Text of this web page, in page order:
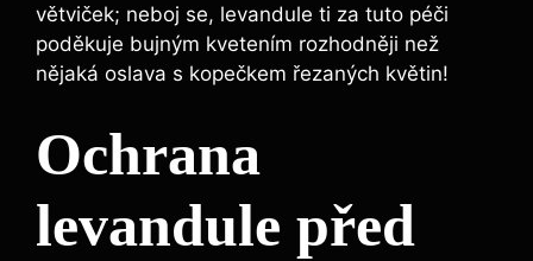
větviček; neboj se, levandule ti za tuto péči
poděkuje bujným kvetením rozhodněji než
nějaká oslava s kopečkem řezaných květin!
Ochrana
levandule před